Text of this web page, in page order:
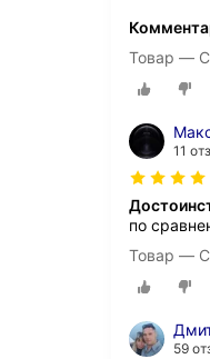
Товар —
11
по
Товар —
59